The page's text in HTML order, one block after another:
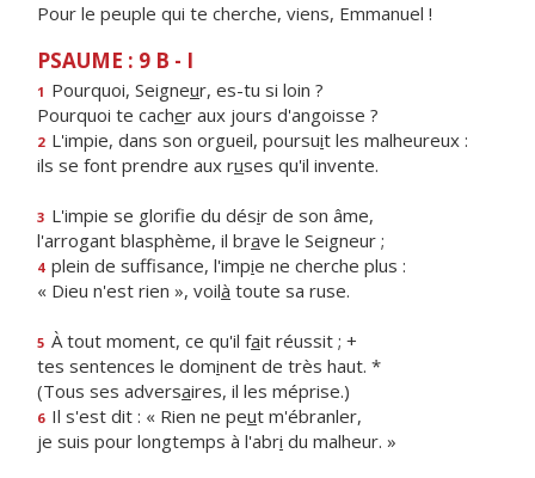
Pour le peuple qui te cherche, viens, Emmanuel !
PSAUME : 9 B - I
1 Pourquoi, Seigneur, es-tu si loin ?
Pourquoi te cacher aux jours d'angoisse ?
2 L'impie, dans son orgueil, poursuit les malheureux :
ils se font prendre aux ruses qu'il invente.
3 L'impie se glorifie du désir de son âme,
l'arrogant blasphème, il brave le Seigneur ;
4 plein de suffisance, l'impie ne cherche plus :
« Dieu n'est rien », voilà toute sa ruse.
5 À tout moment, ce qu'il fait réussit ; +
tes sentences le dominent de très haut. *
(Tous ses adversaires, il les méprise.)
6 Il s'est dit : « Rien ne peut m'ébranler,
je suis pour longtemps à l'abri du malheur. »